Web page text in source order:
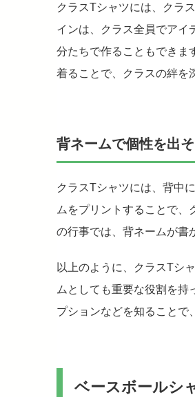
クラスTシャツには、クラ
インは、クラス全員でアイ
分たちで作ることもできま
着ることで、クラスの絆を
背ネームで個性を出そ
クラスTシャツには、背中
ムをプリントすることで
の行事では、背ネームが書
以上のように、クラスTシ
ムとしても重要な役割を
プションなどを知ることで
ベースボールシ